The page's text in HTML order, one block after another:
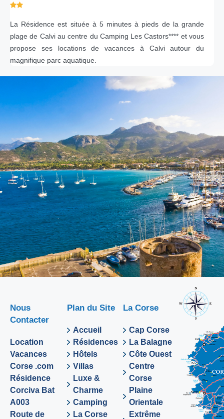
La Résidence est située à 5 minutes à pieds de la grande
plage de Calvi au centre du Camping Les Castors**** et vous
propose ses locations de vacances à Calvi autour du
magnifique parc aquatique.
Nous
Contacter
Location
Vacances
Corse .com
Résidence
Corciva Bat
A003
Route de
Plan du Site
Accueil
Résidences
Hôtels
Villas
Luxe &
Charme
Camping
La Corse
La Corse
Cap Corse
La Balagne
Côte Ouest
Centre
Corse
Plaine
Orientale
Extrême